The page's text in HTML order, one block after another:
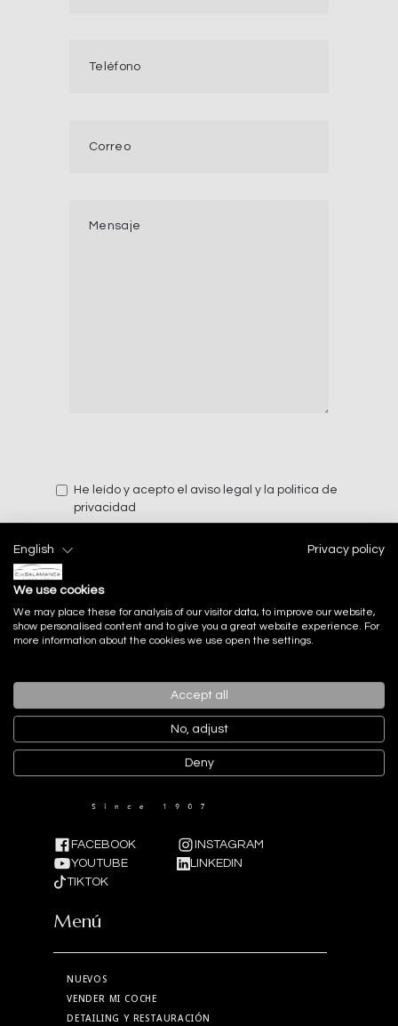
He leído y acepto el aviso legal y la politica de
privacidad
FACEBOOK
INSTAGRAM
YOUTUBE
LINKEDIN
TIKTOK
Menú
NUEVOS
VENDER MI COCHE
DETAILING Y RESTAURACIÓN
English Privacy policy
We use cookies
We may place these for analysis of our visitor data, to improve our website,
show personalised content and to give you a great website experience. For
more information about the cookies we use open the settings.
Accept all
No, adjust
Deny